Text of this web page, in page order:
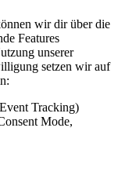
wir dir über die
Features
unserer
setzen wir auf
Tracking)
Mode,